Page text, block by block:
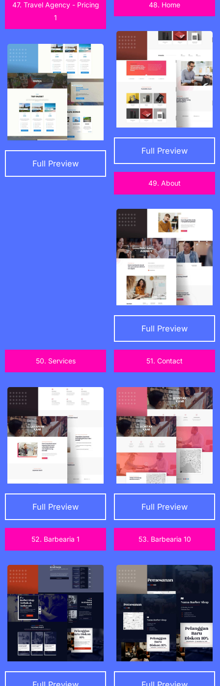
47. Travel Agency - Pricing
1
Full Preview
48. Home
Full Preview
49. About
Full Preview
50. Services
Full Preview
51. Contact
Full Preview
52. Barbearia 1 53. Barbearia 10